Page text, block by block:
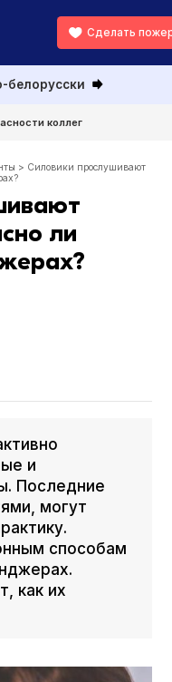
Сделать
белорусски
коллег
> Силовики прослушивают
ли
и
Последние
могут
способам
как их